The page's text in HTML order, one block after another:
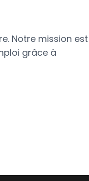
Notre mission
grâce à